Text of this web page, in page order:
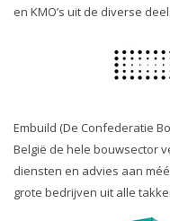
en KMO’s uit de diverse
Embuild (De Confederatie
België de hele bouwsector
diensten en advies aan
grote bedrijven uit alle